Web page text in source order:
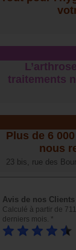
traitements
Plus de 6
nous
23 bis, rue des
Avis de nos Clients
Calculé à partir de
derniers mois. *